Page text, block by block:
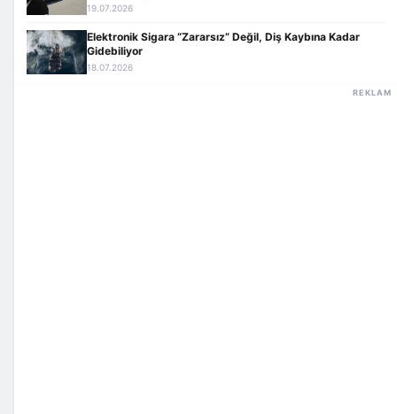
19.07.2026
Elektronik Sigara “Zararsız” Değil, Diş Kaybına Kadar
Gidebiliyor
18.07.2026
REKLAM